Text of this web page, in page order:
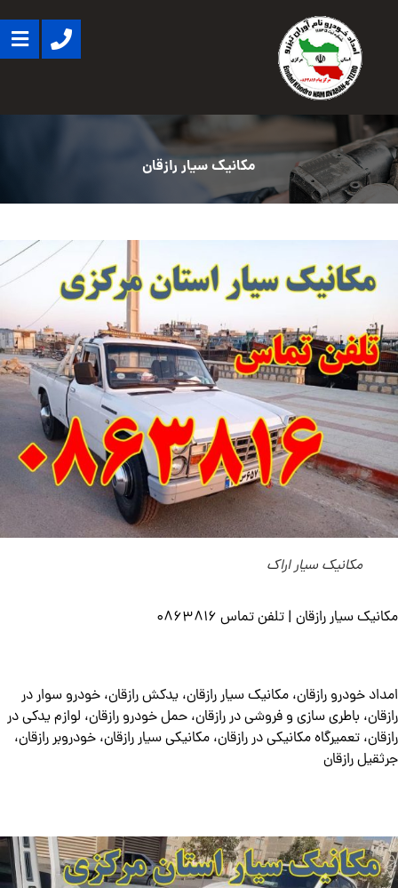
مکانیک سیار رازقان
مکانیک سیار اراک
مکانیک سیار رازقان | تلفن تماس 0863816
امداد خودرو رازقان، مکانیک سیار رازقان، یدکش رازقان، خودرو سوار در
رازقان، باطری سازی و فروشی در رازقان، حمل خودرو رازقان، لوازم یدکی در
رازقان، تعمیرگاه مکانیکی در رازقان، مکانیکی سیار رازقان، خودروبر رازقان،
جرثقیل رازقان